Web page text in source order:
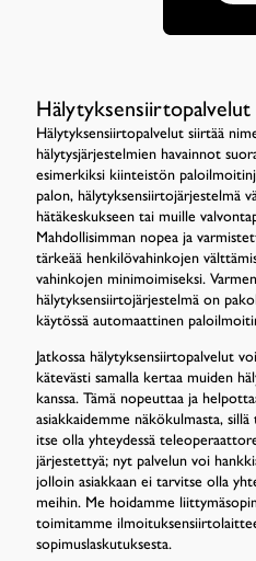
Hälytyksensiirtopalvelut siirtää
hälytysjärjestelmien havainnot
esimerkiksi kiinteistön
palon, hälytyksensiirtojärjestelmä
hätäkeskukseen tai muille
Mahdollisimman nopea ja
tärkeää henkilövahinkojen
vahinkojen minimoimiseksi.
hälytyksensiirtojärjestelmä on
käytössä automaattinen
Jatkossa hälytyksensiirtopalvelut
kätevästi samalla kertaa muiden
kanssa. Tämä nopeuttaa ja
asiakkaidemme näkökulmasta,
itse olla yhteydessä
järjestettyä; nyt palvelun voi
jolloin asiakkaan ei tarvitse olla
meihin. Me hoidamme
toimitamme
sopimuslaskutuksesta.